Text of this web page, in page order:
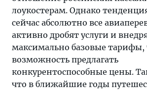
лоукостерам. Однако
сейчас абсолютно все
активно дробят услуги и
максимально базовые
возможность предлагать
конкурентоспособные цены.
что в ближайшие годы